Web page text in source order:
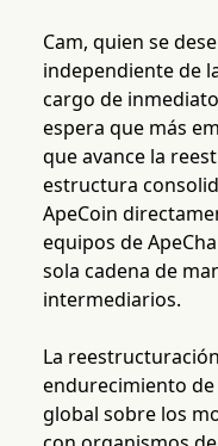
Cam, quien se
independiente de
cargo de
espera que más
que avance la
estructura
ApeCoin
equipos de
sola cadena de
intermediarios.
La
endurecimiento
global sobre los